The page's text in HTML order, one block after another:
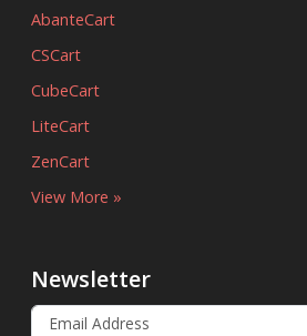
AbanteCart
CSCart
CubeCart
LiteCart
ZenCart
View More »
Newsletter